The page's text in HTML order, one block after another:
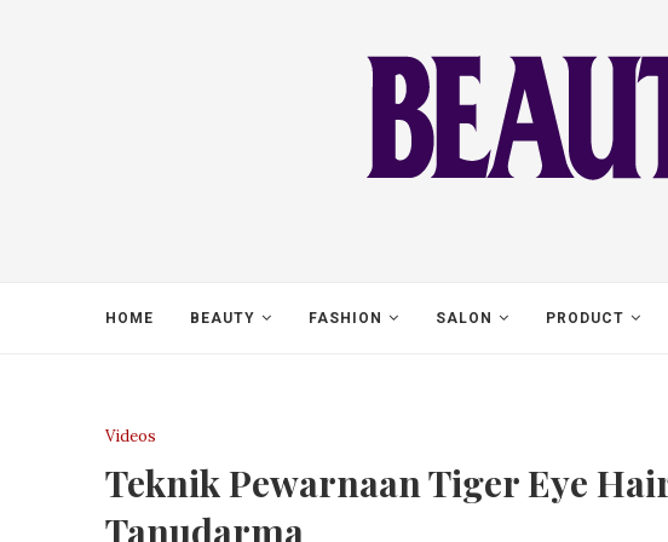
HOME BEAUTY FASHION SALON PRODUCT
Videos
Teknik Pewarnaan Tiger Eye
Tanudarma